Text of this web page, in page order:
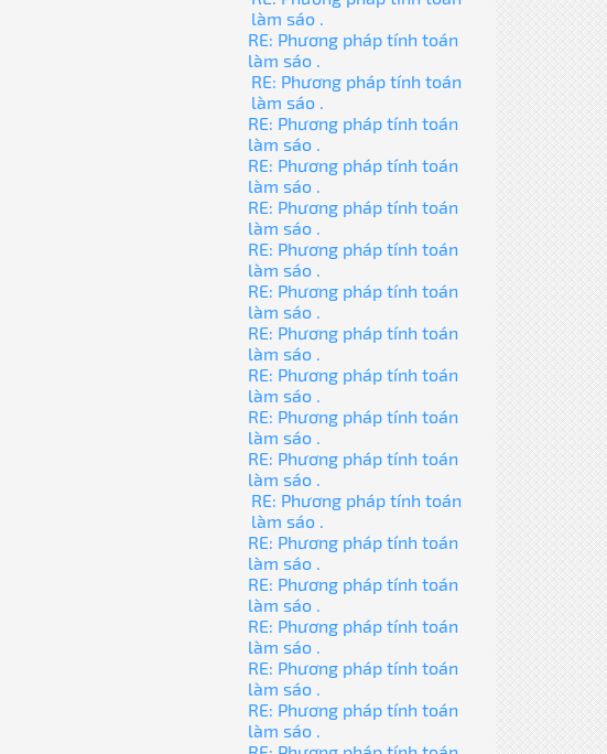
làm sáo .
RE: Phương pháp tính toán
làm sáo .
RE: Phương pháp tính toán
làm sáo .
RE: Phương pháp tính toán
làm sáo .
RE: Phương pháp tính toán
làm sáo .
RE: Phương pháp tính toán
làm sáo .
RE: Phương pháp tính toán
làm sáo .
RE: Phương pháp tính toán
làm sáo .
RE: Phương pháp tính toán
làm sáo .
RE: Phương pháp tính toán
làm sáo .
RE: Phương pháp tính toán
làm sáo .
RE: Phương pháp tính toán
làm sáo .
RE: Phương pháp tính toán
làm sáo .
RE: Phương pháp tính toán
làm sáo .
RE: Phương pháp tính toán
làm sáo .
RE: Phương pháp tính toán
làm sáo .
RE: Phương pháp tính toán
làm sáo .
RE: Phương pháp tính toán
làm sáo .